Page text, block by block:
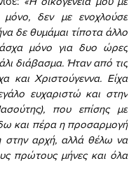
δεν με ενοχλούσε
δε θυμάμαι τίποτα άλλο
μόνο για δυο ώρες
διάβασμα. Ήταν από τις
και Χριστούγεννα. Είχα
ευχαριστώ και στην
που επίσης με
και πέρα η προσαρμογή
στην αρχή, αλλά θέλω να
πρώτους μήνες και όλα